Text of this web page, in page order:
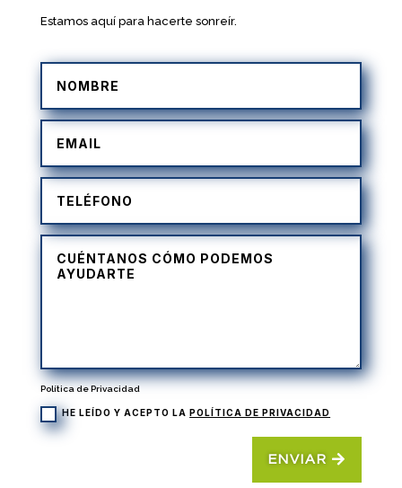
Estamos aquí para hacerte sonreír.
Política de Privacidad
HE LEÍDO Y ACEPTO LA POLÍTICA DE PRIVACIDAD
ENVIAR